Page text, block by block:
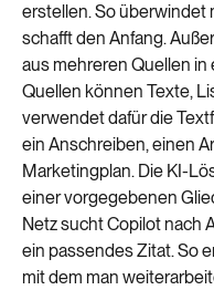
erstellen. So überwindet
schafft den Anfang.
aus mehreren Quellen in
Quellen können Texte,
verwendet dafür die
ein Anschreiben, einen
Marketingplan. Die KI-
einer vorgegebenen
Netz sucht Copilot nach
ein passendes Zitat. So
mit dem man